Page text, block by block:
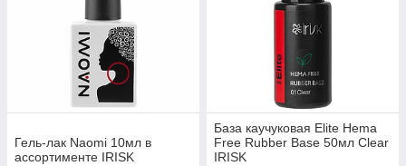
Гель-лак Naomi 10мл в
ассортименте IRISK
База каучуковая Elite Hema
Free Rubber Base 50мл Clear
IRISK